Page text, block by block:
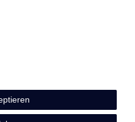
widerrufen
Rechte vorbehalten.